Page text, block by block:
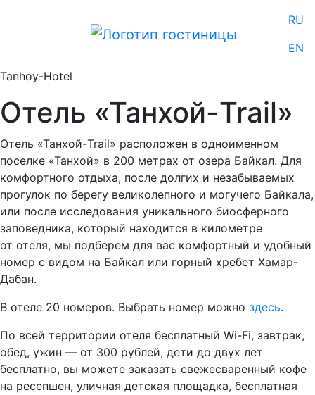
RU
EN
Tanhoy-Hotel
Отель «Танхой-Trail»
Отель «Танхой-Trail» расположен в одноименном
поселке «Танхой» в 200 метрах от озера Байкал. Для
комфортного отдыха, после долгих и незабываемых
прогулок по берегу великолепного и могучего Байкала,
или после исследования уникального биосферного
заповедника, который находится в километре
от отеля, мы подберем для вас комфортный и удобный
номер с видом на Байкал или горный хребет Хамар-
Дабан.
В отеле 20 номеров. Выбрать номер можно здесь.
По всей территории отеля бесплатный Wi-Fi, завтрак,
обед, ужин — от 300 рублей, дети до двух лет
бесплатно, вы можете заказать свежесваренный кофе
на ресепшен, уличная детская площадка, бесплатная